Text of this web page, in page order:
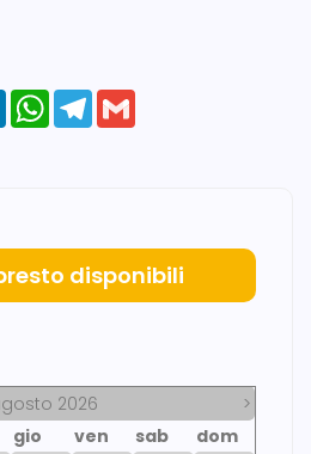
LinkedInWhatsApp
Telegram
disponibili
2026
>
gio ven sab
dom